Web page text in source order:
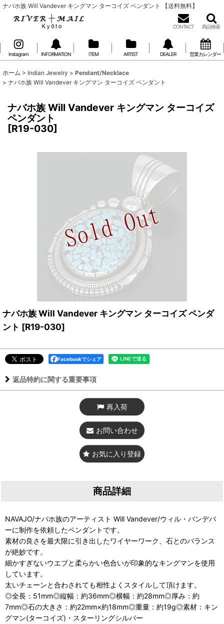
ナバホ族 Will Vandever キングマン ターコイズ ペンダント 【送料無料】
CONTACT 商品検索
Instagram INFORMATION ITEM ARTIST DEALER 営業カレンダー
ホーム > Indian Jewelry > Pendant/Necklace
> ナバホ族 Will Vandever キングマン ターコイズ ペンダント
ナバホ族 Will Vandever キングマン ターコイズ
ペンダント
[R19-030]
ナバホ族 Will Vandever キングマン ターコイズ ペンダ
ント [R19-030]
Facebookでシェア
返品特約に関する重要事項
再入荷
お問い合わせ
お気に入り登録
商品詳細
NAVAJO/ナバホ族のアーティスト Will Vandever/ウィル・バンデバ
ーに制作を依頼したペンダントです。
素材の良さを最大限に引き出したワイヤーワーク、石とのバランス
が絶妙です。
細かすぎないウエブと柔らかい色合いが印象的なキングマンを使用
しています。
太いチェーンと合わされても相性よくスタイルして頂けます。
◎全長：51mm◎縦幅：約36mm◎横幅：約28mm◎厚み：約
7mm◎石の大きさ：約22mm×約18mm◎重量：約19g◎素材：キン
グマン(ターコイズ)・スターリングシルバー